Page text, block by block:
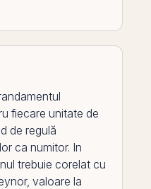
fiecare unitate de
de regulă
ca numitor. In
trebuie corelat cu
valoare la